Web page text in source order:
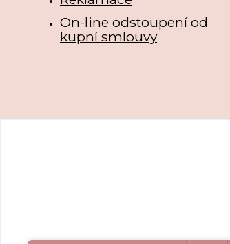
On-line odstoupení od
kupní smlouvy